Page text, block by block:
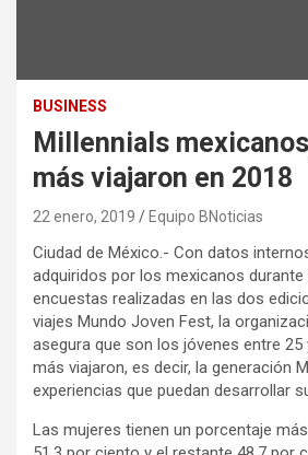
BUSINESS
Millennials
más viajaron en 2018
22 enero, 2019 Equipo BNoticias
Ciudad de México.- Con datos
adquiridos por los mexicanos durante
encuestas realizadas en las dos
viajes Mundo Joven Fest, la
asegura que son los jóvenes entre 25
más viajaron, es decir, la generación
experiencias que puedan desarrollar
Las mujeres tienen un porcentaje